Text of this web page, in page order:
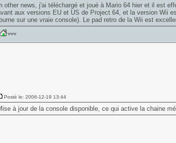
In other news, j'ai téléchargé et joué à Mario 64 hier et il est
aux versions EU et US de Project 64, et la version Wii
sur une vraie console). Le pad retro de la Wii est
Posté le: 2006-12-19 13:44
à jour de la console disponible, ce qui active la chaine